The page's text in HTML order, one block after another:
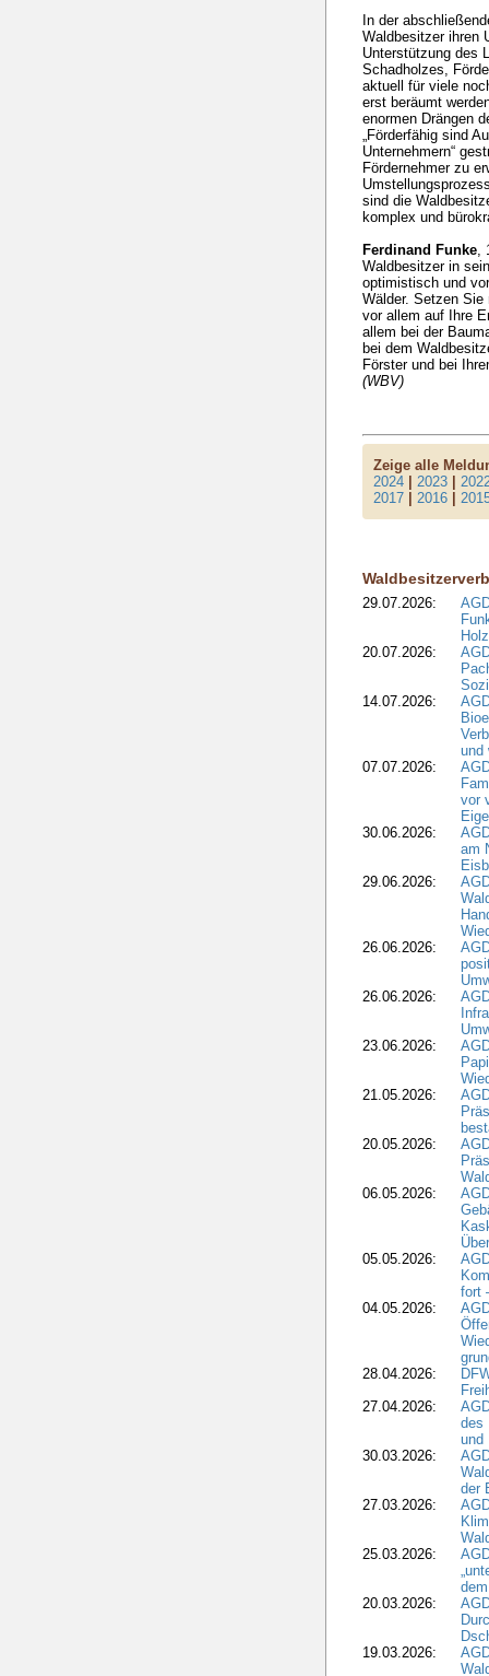
In der
Waldbesitzer ihren
Unterstützung des
Schadholzes,
aktuell für viele
erst beräumt
enormen Drängen
„Förderfähig sind
Unternehmern“
Fördernehmer zu
sind die
komplex und
Ferdinand Funke
Waldbesitzer in
optimistisch und
Wälder. Setzen
vor allem auf Ihre
allem bei der
bei dem
Förster und bei
(WBV)
Zeige alle
2024 |2023 |
2017 |2016 |
29.07.2026:
20.07.2026:
14.07.2026:
und
07.07.2026:
vor
30.06.2026:
am
29.06.2026:
26.06.2026:
26.06.2026:
23.06.2026:
21.05.2026:
20.05.2026:
06.05.2026:
05.05.2026:
fort
04.05.2026:
28.04.2026:
27.04.2026:
des
und
30.03.2026:
der
27.03.2026:
25.03.2026:
20.03.2026:
19.03.2026: